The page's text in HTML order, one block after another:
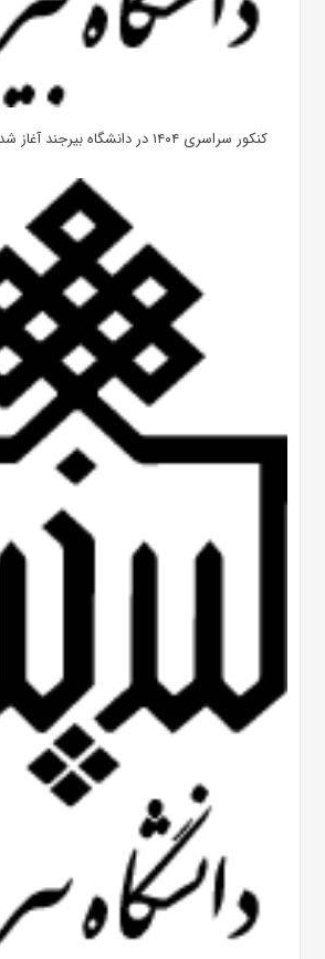
کنکور سراسری ۱۴۰۴ در دانشگاه بیرجند آغاز شد